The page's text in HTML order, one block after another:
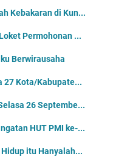
Kebakaran di Kun...
Permohonan ...
Berwirausaha
27 Kota/Kabupate...
26 Septembe...
HUT PMI ke-...
itu Hanyalah...